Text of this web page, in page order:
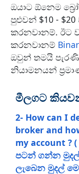
ඔයාට ඕනෙම
පුළුවන් $10 -
කරනවානම්. ඊට
කරනවානම්
ඔවුන් තමයි
නියාමනයන්
මීලගට
2- How can I
broker and
my account
පටන් ගන්න
ලැබෙන මුදල්